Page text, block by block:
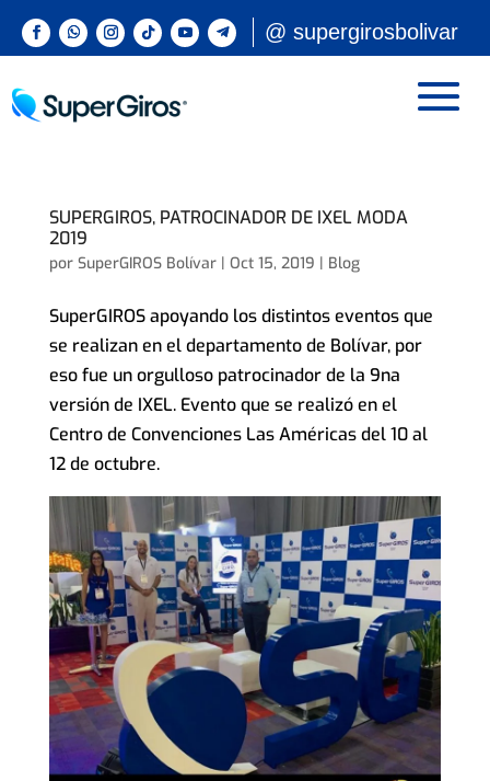
@ supergirosbolivar
SUPERGIROS, PATROCINADOR DE IXEL MODA
2019
por SuperGIROS Bolívar| Oct 15, 2019 | Blog
SuperGIROS apoyando los distintos eventos que
se realizan en el departamento de Bolívar, por
eso fue un orgulloso patrocinador de la 9na
versión de IXEL. Evento que se realizó en el
Centro de Convenciones Las Américas del 10 al
12 de octubre.